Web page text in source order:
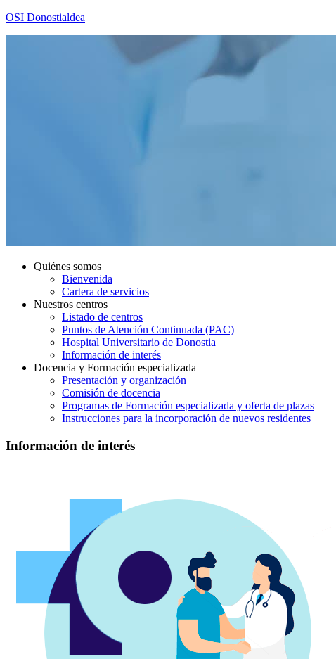
OSI Donostialdea
Quiénes somos
Bienvenida
Cartera de servicios
Nuestros centros
Listado de centros
Puntos de Atención Continuada (PAC)
Hospital Universitario de Donostia
Información de interés
Docencia y Formación especializada
Presentación y organización
Comisión de docencia
Programas de Formación especializada y oferta de plazas
Instrucciones para la incorporación de nuevos residentes
Información de interés